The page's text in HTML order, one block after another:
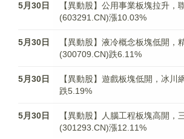
5月30日
【異動股】公用事業板塊拉升，
(603291.CN)漲10.03%
5月30日
【異動股】液冷概念板塊低開，
(300709.CN)跌6.11%
5月30日
【異動股】遊戲板塊低開，冰川
跌5.19%
5月30日
【異動股】人腦工程板塊高開，
(301293.CN)漲12.11%